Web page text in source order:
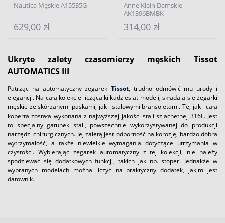
Nautica Męskie A15535G
629,00 zł
Anne Klein Damskie
AK1396BMBK
314,00 zł
Ukryte zalety czasomierzy męskich Tissot
AUTOMATICS III
Patrząc na automatyczny zegarek Tissot, trudno odmówić mu urody i
elegancji. Na całą kolekcję liczącą kilkadziesiąt modeli, składają się zegarki
męskie ze skórzanymi paskami, jak i stalowymi bransoletami. Te, jak i cała
koperta została wykonana z najwyższej jakości stali szlachetnej 316L. Jest
to specjalny gatunek stali, powszechnie wykorzystywanej do produkcji
narzędzi chirurgicznych. Jej zaletą jest odporność na korozję, bardzo dobra
wytrzymałość, a także niewielkie wymagania dotyczące utrzymania w
czystości. Wybierając zegarek automatyczny z tej kolekcji, nie należy
spodziewać się dodatkowych funkcji, takich jak np. stoper. Jednakże w
wybranych modelach można liczyć na praktyczny dodatek, jakim jest
datownik.